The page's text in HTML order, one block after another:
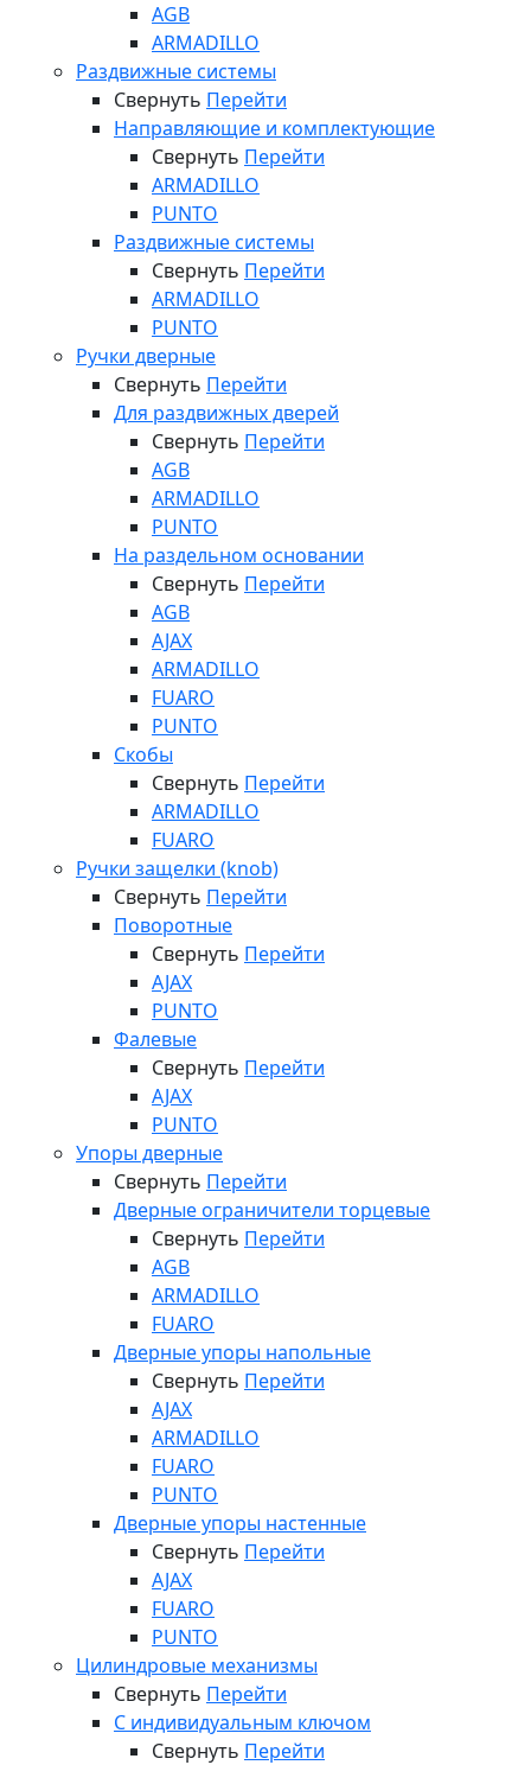
AGB
ARMADILLO
Раздвижные системы
Свернуть Перейти
Направляющие и комплектующие
Свернуть Перейти
ARMADILLO
PUNTO
Раздвижные системы
Свернуть Перейти
ARMADILLO
PUNTO
Ручки дверные
Свернуть Перейти
Для раздвижных дверей
Свернуть Перейти
AGB
ARMADILLO
PUNTO
На раздельном основании
Свернуть Перейти
AGB
AJAX
ARMADILLO
FUARO
PUNTO
Скобы
Свернуть Перейти
ARMADILLO
FUARO
Ручки защелки (knob)
Свернуть Перейти
Поворотные
Свернуть Перейти
AJAX
PUNTO
Фалевые
Свернуть Перейти
AJAX
PUNTO
Упоры дверные
Свернуть Перейти
Дверные ограничители торцевые
Свернуть Перейти
AGB
ARMADILLO
FUARO
Дверные упоры напольные
Свернуть Перейти
AJAX
ARMADILLO
FUARO
PUNTO
Дверные упоры настенные
Свернуть Перейти
AJAX
FUARO
PUNTO
Цилиндровые механизмы
Свернуть Перейти
С индивидуальным ключом
Свернуть Перейти